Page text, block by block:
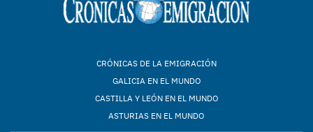
CRÓNICAS DE LA EMIGRACIÓN
GALICIA EN EL MUNDO
CASTILLA Y LEÓN EN EL MUNDO
ASTURIAS EN EL MUNDO